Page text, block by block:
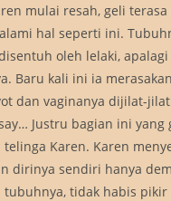
mulai resah, geli
hal seperti ini.
oleh lelaki,
Baru kali ini ia
dan vaginanya dijilat-
Justru bagian ini yang
Karen. Karen
dirinya sendiri hanya
tidak habis pikir